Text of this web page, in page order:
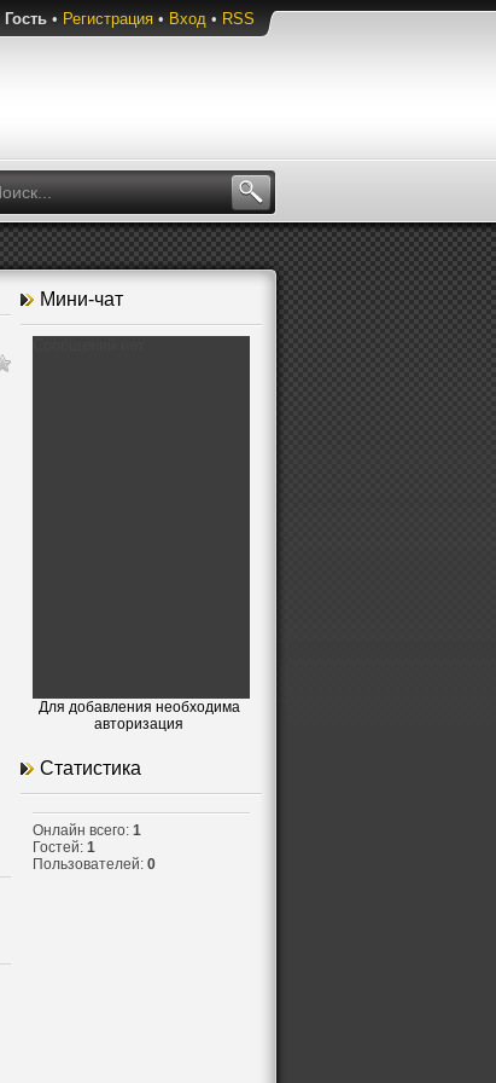
Гость • Регистрация • Вход • RSS
Мини-чат
Для добавления необходима
авторизация
Статистика
Онлайн всего: 1
Гостей: 1
Пользователей: 0